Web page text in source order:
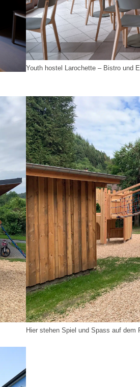
Youth hostel Larochette – Bistro und
Hier stehen Spiel und Spass auf dem